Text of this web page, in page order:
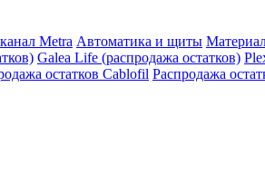
Metra Автоматика и щиты
Galea Life (распродажа остатков)
остатков Cablofil Распродажа